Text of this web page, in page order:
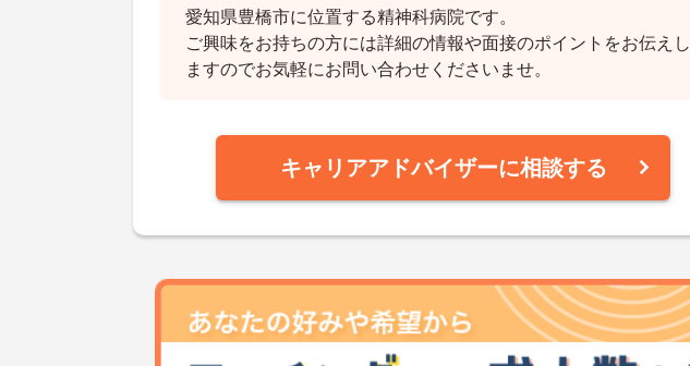
愛知県豊橋市に位置する精神科病院です。
ご興味をお持ちの方には詳細の情報や面接のポイントをお伝えし
ますのでお気軽にお問い合わせくださいませ。
キャリアアドバイザーに相談する